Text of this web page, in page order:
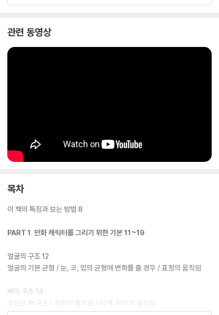
- 만화 속 중요한 표현 테크닉을 알려주는 칼럼 만화 4화
관련 동영상
목차
이 책의 특징과 보는 방법 8
PART 1. 만화 캐릭터를 그리기 위한 기본 11~19
얼굴의 구조 12
얼굴의 기본 균형 / 눈, 코, 입의 균형에 변화를 줄 경우 / 표정의 움직임
뼈의 구조 14
주요한 뼈 구조 / 척주의 움직임 / 어깨, 허리의 움직임